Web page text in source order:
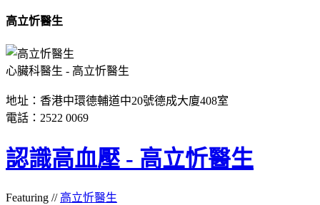
高立忻醫生
心臟科醫生 - 高立忻醫生
地址：香港中環德輔道中20號德成大廈408室
電話：2522 0069
認識高血壓 - 高立忻醫生
Featuring // 高立忻醫生